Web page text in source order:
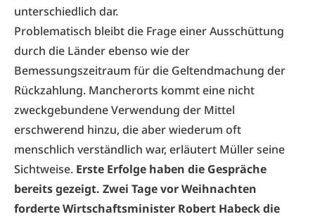
unterschiedlich dar.
Problematisch bleibt die Frage einer Ausschüttung
durch die Länder ebenso wie der
Bemessungszeitraum für die Geltendmachung der
Rückzahlung. Mancherorts kommt eine nicht
zweckgebundene Verwendung der Mittel
erschwerend hinzu, die aber wiederum oft
menschlich verständlich war, erläutert Müller seine
Sichtweise. Erste Erfolge haben die Gespräche
bereits gezeigt. Zwei Tage vor Weihnachten
forderte Wirtschaftsminister Robert Habeck die